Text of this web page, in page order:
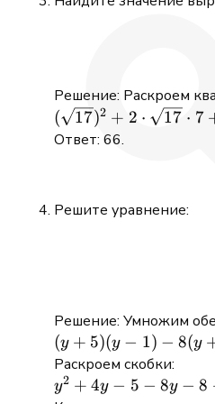
\frac{m +
n}{m} =
\frac{2}{m}
Решение: Раскроем
(\sqrt{17})^2
+ 2 \cdot
14\sqrt{17}
= 66
( 17)2 + 2 ⋅ 17 ⋅ 7
Ответ: 66.
Решите уравнение:
Решение: Умножим обе
(y
+
5)
(y + 5)(y − 1) − 8(y
Раскроем скобки:
y^2
y2 + 4y − 5 − 8y − 8